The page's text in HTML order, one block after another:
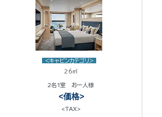
<キャビンカテゴリ>
26㎡
2名1室 お一人様
<価格>
<TAX>